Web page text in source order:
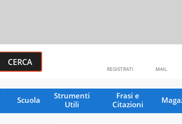
MAIL
REGISTRATI
Scuola
Strumenti
Utili
Frasi e
Citazioni